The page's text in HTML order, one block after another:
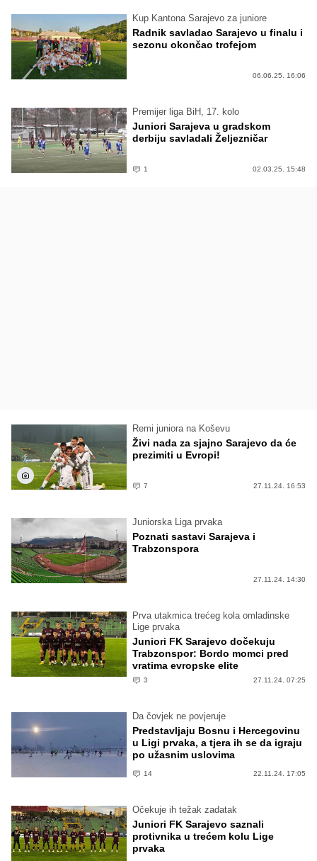
Kup Kantona Sarajevo za juniore
Radnik savladao Sarajevo u finalu i
sezonu okončao trofejom
06.06.25. 16:06
Premijer liga BiH, 17. kolo
Juniori Sarajeva u gradskom
derbiju savladali Željezničar
1 02.03.25. 15:48
Remi juniora na Koševu
Živi nada za sjajno Sarajevo da će
prezimiti u Evropi!
7 27.11.24. 16:53
Juniorska Liga prvaka
Poznati sastavi Sarajeva i
Trabzonspora
27.11.24. 14:30
Prva utakmica trećeg kola omladinske
Lige prvaka
Juniori FK Sarajevo dočekuju
Trabzonspor: Bordo momci pred
vratima evropske elite
3 27.11.24. 07:25
Da čovjek ne povjeruje
Predstavljaju Bosnu i Hercegovinu
u Ligi prvaka, a tjera ih se da igraju
po užasnim uslovima
14 22.11.24. 17:05
Očekuje ih težak zadatak
Juniori FK Sarajevo saznali
protivnika u trećem kolu Lige
prvaka